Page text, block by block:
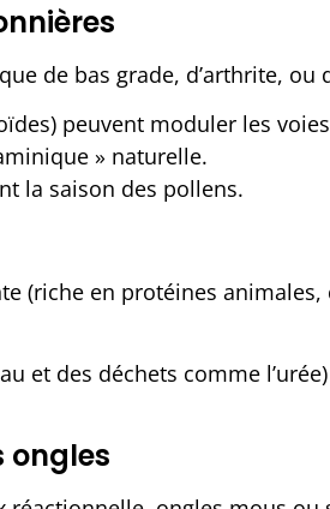
de bas grade, d’arthrite,
peuvent moduler les
» naturelle.
la saison des pollens.
(riche en protéines
et des déchets comme
ongles